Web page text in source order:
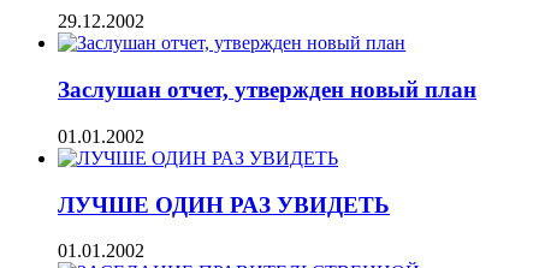
29.12.2002
Заслушан отчет, утвержден новый план
01.01.2002
ЛУЧШЕ ОДИН РАЗ УВИДЕТЬ
01.01.2002